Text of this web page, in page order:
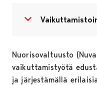
Avaa valikko
Sulje valikko
Nuorisovaltuusto
vaikuttamistyötä
ja järjestämällä